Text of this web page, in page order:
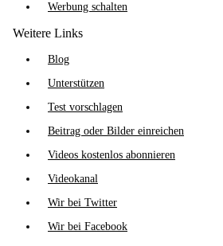
Werbung schalten
Weitere Links
Blog
Unterstützen
Test vorschlagen
Beitrag oder Bilder einreichen
Videos kostenlos abonnieren
Videokanal
Wir bei Twitter
Wir bei Facebook